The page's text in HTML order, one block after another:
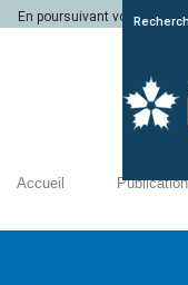
En poursuivant votre
Accueil Publication